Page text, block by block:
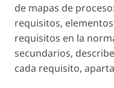
de mapas de
requisitos,
requisitos en la
secundarios,
cada requisito,